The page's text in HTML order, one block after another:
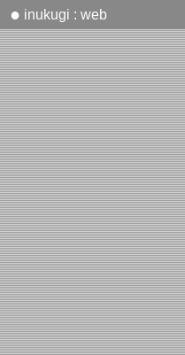
● inukugi : web